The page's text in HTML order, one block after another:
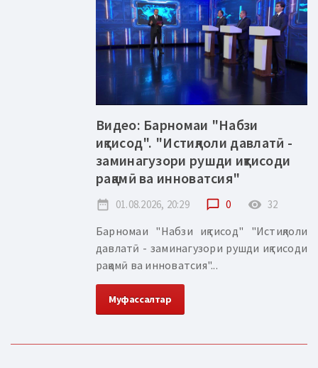
Видео: Барномаи "Набзи
иқтисод". "Истиқлоли давлатӣ -
заминагузори рушди иқтисоди
рақамӣ ва инноватсия"
date_range 01.08.2026, 20:29 chat_bubble_outline 0 remove_red_eye 32
Барномаи "Набзи иқтисод" "Истиқлоли
давлатӣ - заминагузори рушди иқтисоди
рақамӣ ва инноватсия"...
Муфассалтар